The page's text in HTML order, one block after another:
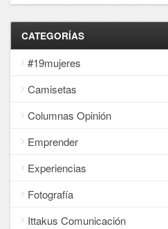
CATEGORÍAS
#19mujeres
Camisetas
Columnas Opinión
Emprender
Experiencias
Fotografía
Ittakus Comunicación